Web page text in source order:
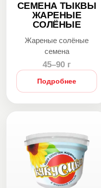
СЕМЕНА ТЫКВЫ
ЖАРЕНЫЕ
СОЛЁНЫЕ
Жареные солёные
семена
45–90 г
Подробнее